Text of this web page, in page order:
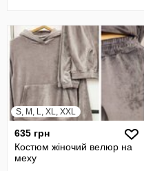
S, M, L, XL, XXL
635 грн
Костюм жіночий велюр на
меху